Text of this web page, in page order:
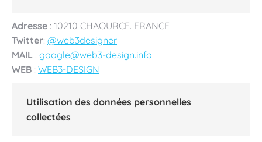
Adresse : 10210 CHAOURCE. FRANCE
Twitter: @web3designer
MAIL : google@web3-design.info
WEB : WEB3-DESIGN
Utilisation des données personnelles
collectées